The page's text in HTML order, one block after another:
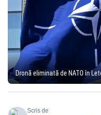
Dronă eliminată de NATO în
Scris de